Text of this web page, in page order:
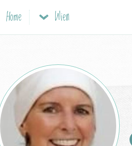
Home Wien